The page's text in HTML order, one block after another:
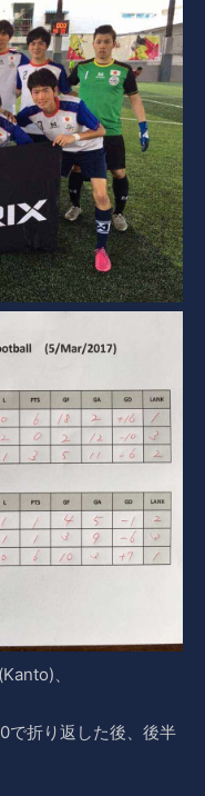
、
で折り返した後、後半